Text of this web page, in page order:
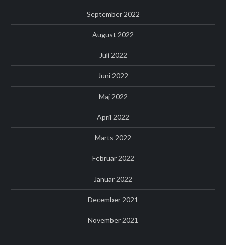
September 2022
August 2022
Juli 2022
Juni 2022
Maj 2022
April 2022
Marts 2022
Februar 2022
Januar 2022
December 2021
November 2021